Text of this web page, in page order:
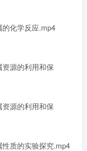
化学反应.mp4
源的利用和保
源的利用和保
质的实验探究.mp4